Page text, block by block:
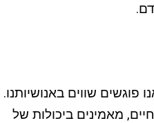
שווים באנושיותנו.
מאמינים ביכולות של